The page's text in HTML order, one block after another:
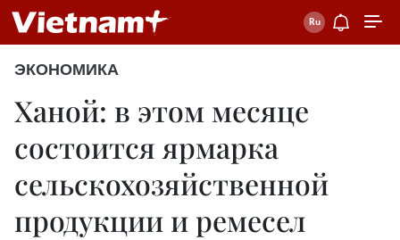
ЭКОНОМИКА
Ханой: в этом месяце
состоится ярмарка
сельскохозяйственной
продукции и ремесел